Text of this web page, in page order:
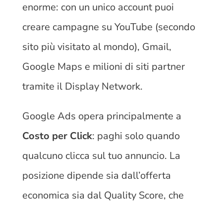
enorme: con un unico account puoi
creare campagne su YouTube (secondo
sito più visitato al mondo), Gmail,
Google Maps e milioni di siti partner
tramite il Display Network.
Google Ads opera principalmente a
Costo per Click: paghi solo quando
qualcuno clicca sul tuo annuncio. La
posizione dipende sia dall’offerta
economica sia dal Quality Score, che